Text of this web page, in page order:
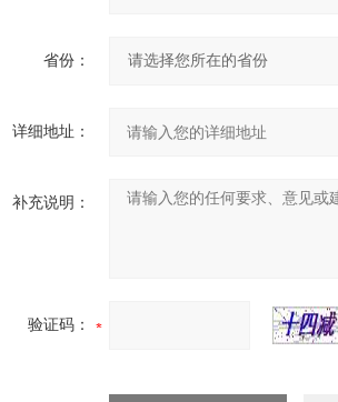
省份：
详细地址：
补充说明：
验证码：